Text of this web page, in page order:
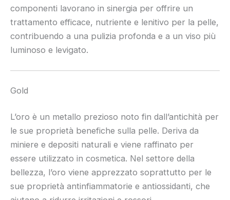
componenti lavorano in sinergia per offrire un
trattamento efficace, nutriente e lenitivo per la pelle,
contribuendo a una pulizia profonda e a un viso più
luminoso e levigato.
Gold
L’oro è un metallo prezioso noto fin dall’antichità per
le sue proprietà benefiche sulla pelle. Deriva da
miniere e depositi naturali e viene raffinato per
essere utilizzato in cosmetica. Nel settore della
bellezza, l’oro viene apprezzato soprattutto per le
sue proprietà antinfiammatorie e antiossidanti, che